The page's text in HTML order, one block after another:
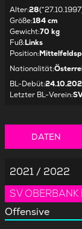
Alter:28
Größe:184 cm
Gewicht:70 kg
Fuß:Links
Position:
Nationalität:
BL-Debüt:
Letzter BL-Verein:
DATEN
2021 / 2022
SV OBERBANK
Offensive